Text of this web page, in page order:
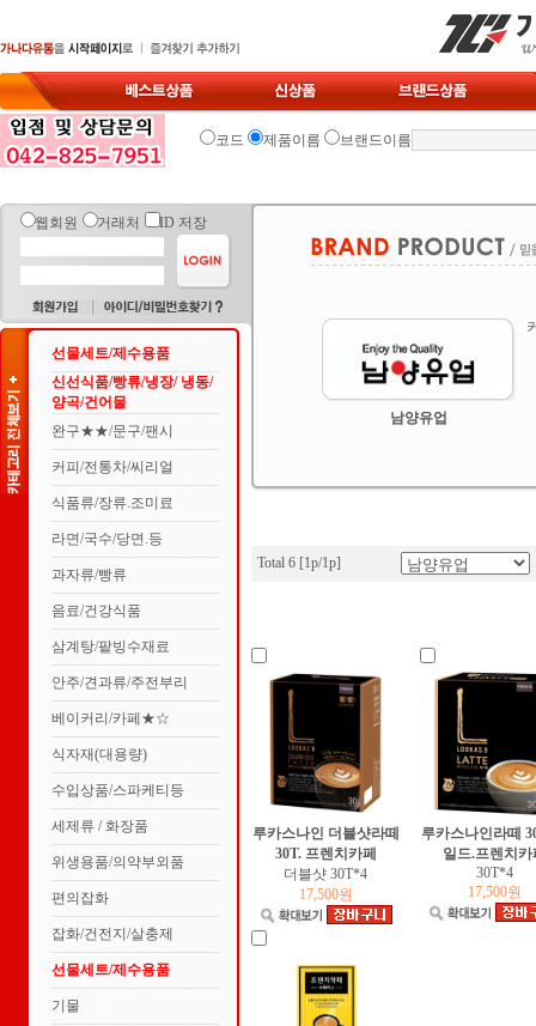
코드 제품이름 브랜드이름
웹회원 거래처 ID 저장
선물세트/제수용품
신선식품/빵류/냉장/ 냉동/
양곡/건어물
완구★★/문구/팬시
커피/전통차/씨리얼
식품류/장류.조미료
라면/국수/당면.등
과자류/빵류
음료/건강식품
삼계탕/팥빙수재료
안주/견과류/주전부리
베이커리/카페★☆
식자재(대용량)
수입상품/스파케티등
세제류 / 화장품
위생용품/의약부외품
편의잡화
잡화/건전지/살충제
선물세트/제수용품
기물
남양유업
Total 6 [1p/1p]
루카스나인 더블샷라떼
30T. 프렌치카페
더블샷 30T*4
17,500원
루카스나인라떼
일드.프렌치카
30T*4
17,500원